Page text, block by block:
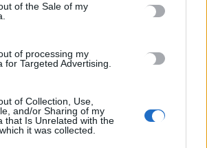
of the Sale of my
of processing my
for Targeted Advertising.
of Collection, Use,
and/or Sharing of my
that Is Unrelated with the
it was collected.
μέτρα στην Κρήτη για την
στις 7 Αυγούστου για τρίτεκνες και